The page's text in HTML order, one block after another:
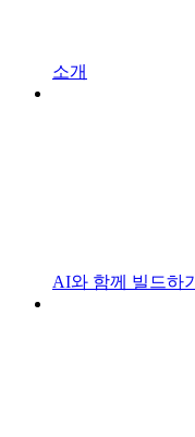
소개
AI와 함께 빌드하기